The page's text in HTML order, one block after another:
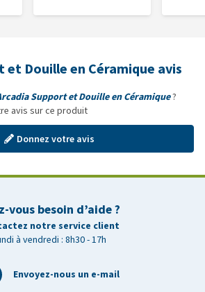
et Douille en Céramique avis
Support et Douille en Céramique?
avis sur ce produit
Donnez votre avis
vous besoin d’aide ?
notre service client
à vendredi : 8h30 - 17h
Envoyez-nous un e-mail